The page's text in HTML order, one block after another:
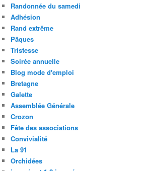
Randonnée du samedi
Adhésion
Rand extrême
Pâques
Tristesse
Soirée annuelle
Blog mode d'emploi
Bretagne
Galette
Assemblée Générale
Crozon
Fête des associations
Convivialité
La 91
Orchidées